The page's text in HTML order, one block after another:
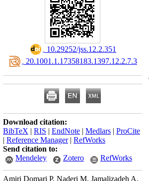
‎ 10.29252/jss.12.2.351
‎ 20.1001.1.17358183.1397.12.2.7.3
Download citation:
BibTeX | RIS | EndNote | Medlars | ProCite
| Reference Manager| RefWorks
Send citation to:
Mendeley
Zotero RefWorks
Amiri Domari P, Naderi M, Jamalizadeh A.